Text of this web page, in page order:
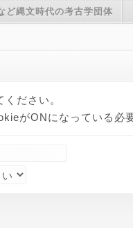
ど縄文時代の考古学団体
ださい。
がONになっている必